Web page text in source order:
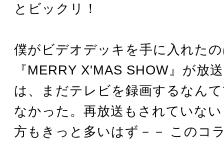
とビックリ！
僕がビデオデッキを手に入れた
『MERRY X'MAS SHOW』が放
は、まだテレビを録画するなん
なかった。再放送もされていな
方もきっと多いはず－－ このコ